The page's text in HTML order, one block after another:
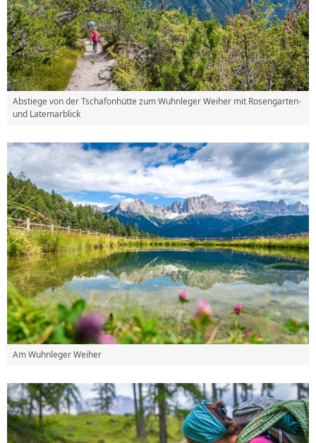
Abstiege von der Tschafonhütte zum Wuhnleger Weiher mit Rosengarten-
und Latemarblick
Am Wuhnleger Weiher